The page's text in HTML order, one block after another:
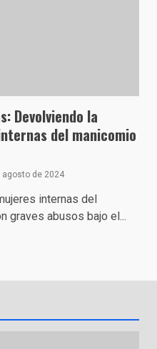
Devolviendo la
del manicomio
agosto de 2024
internas del
graves abusos bajo el...